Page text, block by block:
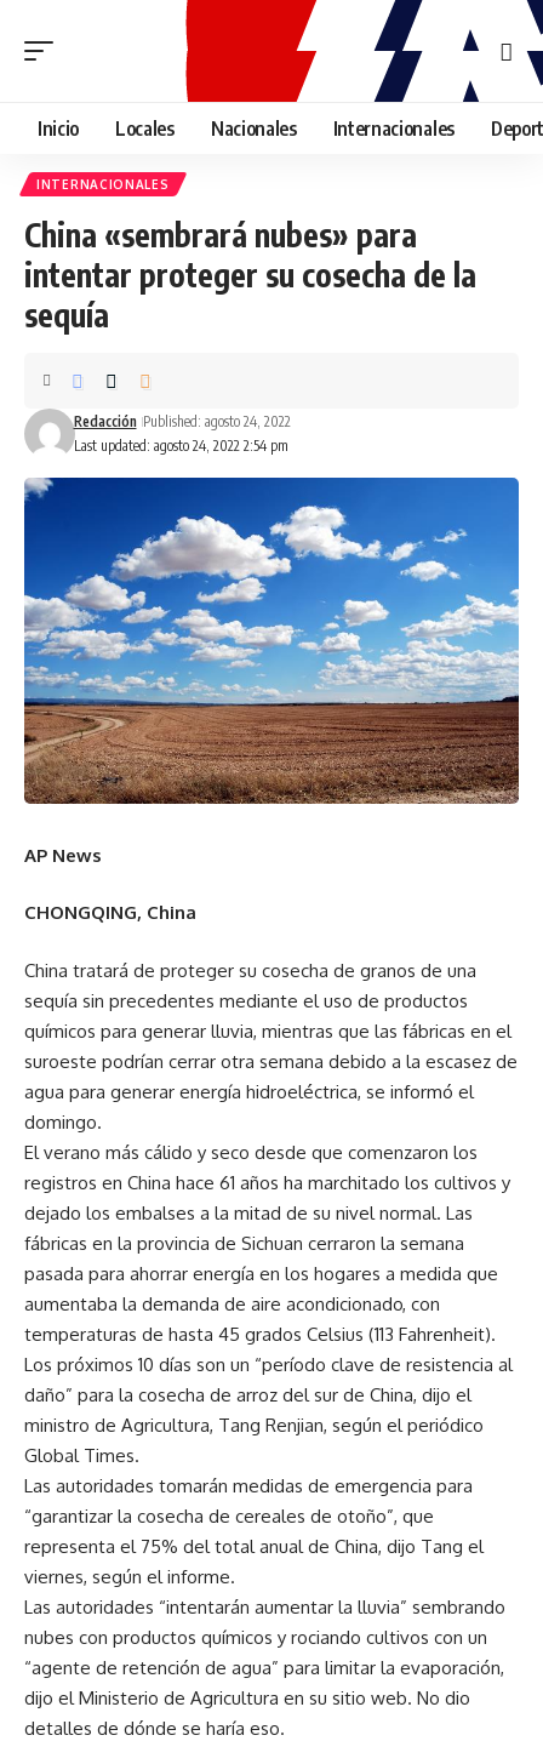
Inicio Locales Nacionales Internacionales
INTERNACIONALES
China «sembrará nubes» para
intentar proteger su cosecha de la
sequía
Last updated: agosto 24, 2022 2:54 pm
Redacción Published: agosto 24, 2022
AP News
CHONGQING, China
China tratará de proteger su cosecha de granos de una
sequía sin precedentes mediante el uso de productos
químicos para generar lluvia, mientras que las fábricas en el
suroeste podrían cerrar otra semana debido a la escasez de
agua para generar energía hidroeléctrica, se informó el
domingo.
El verano más cálido y seco desde que comenzaron los
registros en China hace 61 años ha marchitado los cultivos y
dejado los embalses a la mitad de su nivel normal. Las
fábricas en la provincia de Sichuan cerraron la semana
pasada para ahorrar energía en los hogares a medida que
aumentaba la demanda de aire acondicionado, con
temperaturas de hasta 45 grados Celsius (113 Fahrenheit).
Los próximos 10 días son un “período clave de resistencia al
daño” para la cosecha de arroz del sur de China, dijo el
ministro de Agricultura, Tang Renjian, según el periódico
Global Times.
Las autoridades tomarán medidas de emergencia para
“garantizar la cosecha de cereales de otoño”, que
representa el 75% del total anual de China, dijo Tang el
viernes, según el informe.
Las autoridades “intentarán aumentar la lluvia” sembrando
nubes con productos químicos y rociando cultivos con un
“agente de retención de agua” para limitar la evaporación,
dijo el Ministerio de Agricultura en su sitio web. No dio
detalles de dónde se haría eso.